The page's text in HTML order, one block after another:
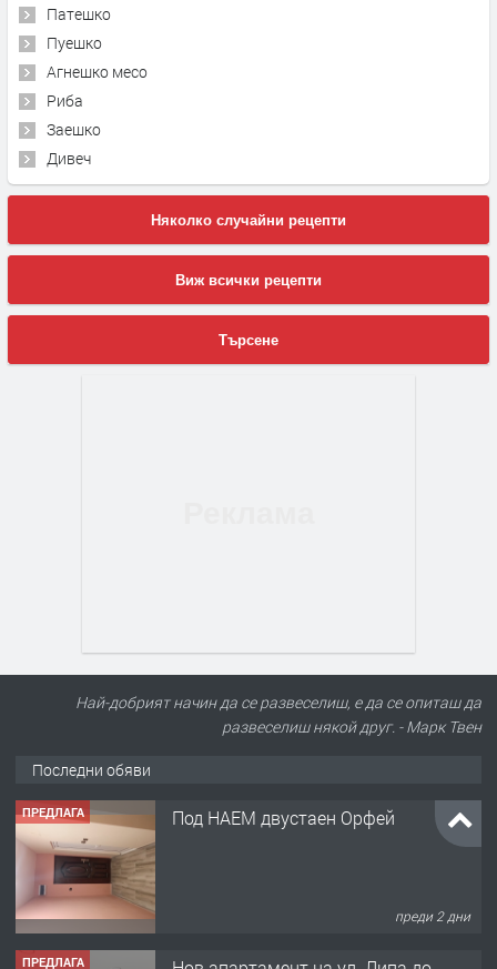
Патешко
Пуешко
Агнешко месо
Риба
Заешко
Дивеч
Няколко случайни рецепти
Виж всички рецепти
Търсене
Най-добрият начин да се развеселиш, е да се опиташ да
развеселиш някой друг. - Марк Твен
Последни обяви
ПРЕДЛАГА Под НАЕМ двустаен Орфей
преди 2 дни
ПРЕДЛАГА